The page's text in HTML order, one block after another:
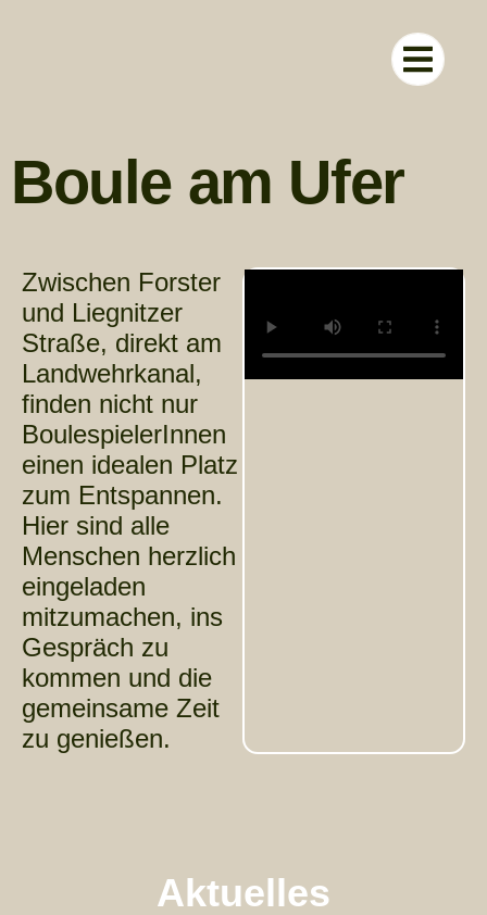
Boule am Ufer
Zwischen Forster
und Liegnitzer
Straße, direkt am
Landwehrkanal,
finden nicht nur
BoulespielerInnen
einen idealen Platz
zum Entspannen.
Hier sind alle
Menschen herzlich
eingeladen
mitzumachen, ins
Gespräch zu
kommen und die
gemeinsame Zeit
zu genießen.
Aktuelles